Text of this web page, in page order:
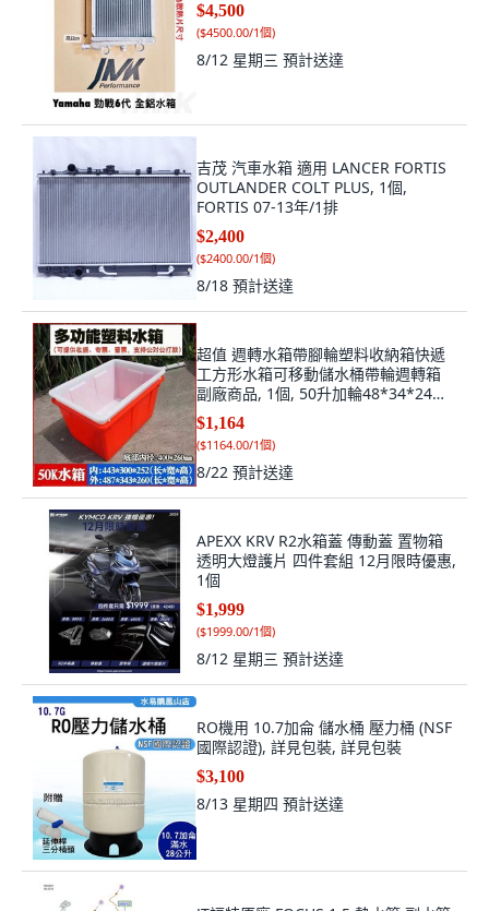
$4,500
($4500.00/1個)
8/12 星期三 預計送達
吉茂 汽車水箱 適用 LANCER FORTIS
OUTLANDER COLT PLUS, 1個,
FORTIS 07-13年/1排
$2,400
($2400.00/1個)
8/18 預計送達
超值 週轉水箱帶腳輪塑料收納箱快遞
工方形水箱可移動儲水桶帶輪週轉箱
副廠商品, 1個, 50升加輪48*34*24不
可裝水,紅色加 蓋加輪 600無蓋 加
$1,164
($1164.00/1個)
8/22 預計送達
APEXX KRV R2水箱蓋 傳動蓋 置物箱
透明大燈護片 四件套組 12月限時優惠,
1個
$1,999
($1999.00/1個)
8/12 星期三 預計送達
RO機用 10.7加侖 儲水桶 壓力桶 (NSF
國際認證), 詳見包裝, 詳見包裝
$3,100
8/13 星期四 預計送達